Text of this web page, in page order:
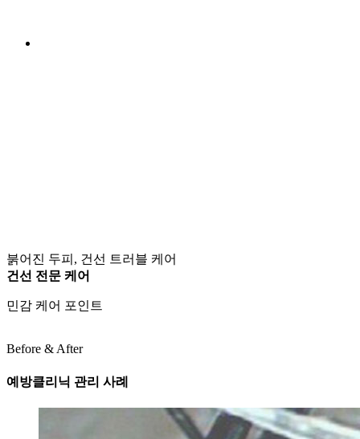
붉어진 두피, 건선 트러블 케어
건선 전문 케어
민감 케어 포인트
Before & After
예방클리닉 관리 사례